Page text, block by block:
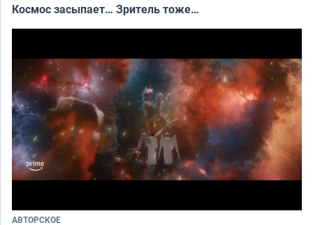
Космос засыпает… Зритель тоже…
АВТОРСКОЕ